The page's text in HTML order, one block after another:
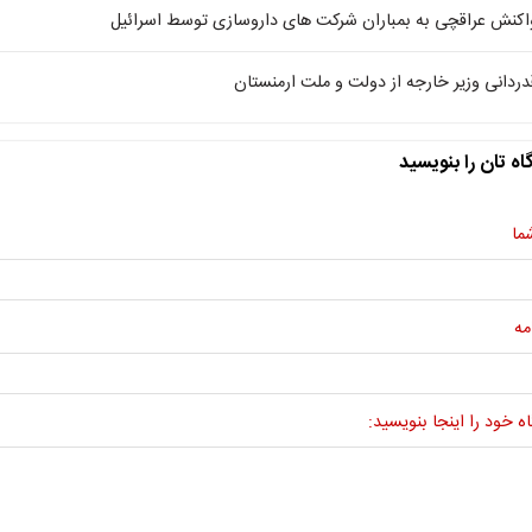
عراقچی به بمباران شرکت های داروسازی توسط اسرائیل
وزیر خارجه از دولت و ملت ارمنستان
تان را بنویسید
خود را اینجا بنویسید: